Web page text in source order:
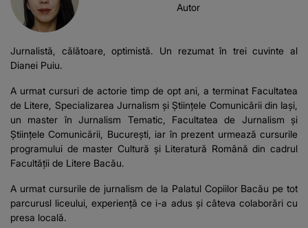
Autor
Jurnalistă, călătoare, optimistă. Un rezumat în trei cuvinte al
Dianei Puiu.
A urmat cursuri de actorie timp de opt ani, a terminat Facultatea
de Litere, Specializarea Jurnalism și Științele Comunicării din Iași,
un master în Jurnalism Tematic, Facultatea de Jurnalism și
Științele Comunicării, București, iar în prezent urmează cursurile
programului de master Cultură și Literatură Română din cadrul
Facultății de Litere Bacău.
A urmat cursurile de jurnalism de la Palatul Copiilor Bacău pe tot
parcurusl liceului, experiență ce i-a adus și câteva colaborări cu
presa locală.